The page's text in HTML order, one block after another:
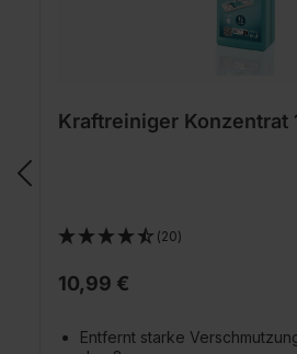
Kraftreiniger Konzentrat
(20)
10,99 €
Entfernt starke